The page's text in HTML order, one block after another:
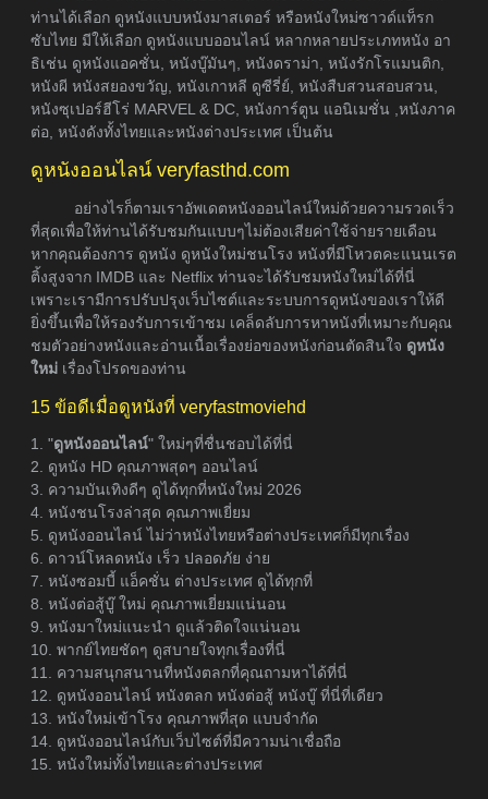
ท่านได้เลือก ดูหนังแบบหนังมาสเตอร์ หรือหนังใหม่ซาวด์แท็รก
ซับไทย มีให้เลือก ดูหนังแบบออนไลน์ หลากหลายประเภทหนัง อา
ธิเช่น ดูหนังแอคชั่น, หนังบู๊มันๆ, หนังดราม่า, หนังรักโรแมนติก,
หนังผี หนังสยองขวัญ, หนังเกาหลี ดูซีรี่ย์, หนังสืบสวนสอบสวน,
หนังซุเปอร์ฮีโร่ MARVEL & DC, หนังการ์ตูน แอนิเมชั่น ,หนังภาค
ต่อ, หนังดังทั้งไทยและหนังต่างประเทศ เป็นต้น
ดูหนังออนไลน์ veryfasthd.com
อย่างไรก็ตามเราอัพเดตหนังออนไลน์ใหม่ด้วยความรวดเร็ว
ที่สุดเพื่อให้ท่านได้รับชมกันแบบๆไม่ต้องเสียค่าใช้จ่ายรายเดือน
หากคุณต้องการ ดูหนัง ดูหนังใหม่ชนโรง หนังที่มีโหวตคะแนนเรต
ติ้งสูงจาก IMDB และ Netflix ท่านจะได้รับชมหนังใหม่ได้ที่นี่
เพราะเรามีการปรับปรุงเว็บไซต์และระบบการดูหนังของเราให้ดี
ยิ่งขึ้นเพื่อให้รองรับการเข้าชม เคล็ดลับการหาหนังที่เหมาะกับคุณ
ชมตัวอย่างหนังและอ่านเนื้อเรื่องย่อของหนังก่อนตัดสินใจ ดูหนัง
ใหม่ เรื่องโปรดของท่าน
15 ข้อดีเมื่อดูหนังที่ veryfastmoviehd
1. "ดูหนังออนไลน์" ใหม่ๆที่ชื่นชอบได้ที่นี่
2. ดูหนัง HD คุณภาพสุดๆ ออนไลน์
3. ความบันเทิงดีๆ ดูได้ทุกที่หนังใหม่ 2026
4. หนังชนโรงล่าสุด คุณภาพเยี่ยม
5. ดูหนังออนไลน์ ไม่ว่าหนังไทยหรือต่างประเทศก็มีทุกเรื่อง
6. ดาวน์โหลดหนัง เร็ว ปลอดภัย ง่าย
7. หนังซอมบี้ แอ็คชั่น ต่างประเทศ ดูได้ทุกที่
8. หนังต่อสู้บู๊ ใหม่ คุณภาพเยี่ยมแน่นอน
9. หนังมาใหม่แนะนำ ดูแล้วติดใจแน่นอน
10. พากย์ไทยชัดๆ ดูสบายใจทุกเรื่องที่นี่
11. ความสนุกสนานที่หนังตลกที่คุณถามหาได้ที่นี่
12. ดูหนังออนไลน์ หนังตลก หนังต่อสู้ หนังบู๊ ที่นี่ที่เดียว
13. หนังใหม่เข้าโรง คุณภาพที่สุด แบบจำกัด
14. ดูหนังออนไลน์กับเว็บไซต์ที่มีความน่าเชื่อถือ
15. หนังใหม่ทั้งไทยและต่างประเทศ